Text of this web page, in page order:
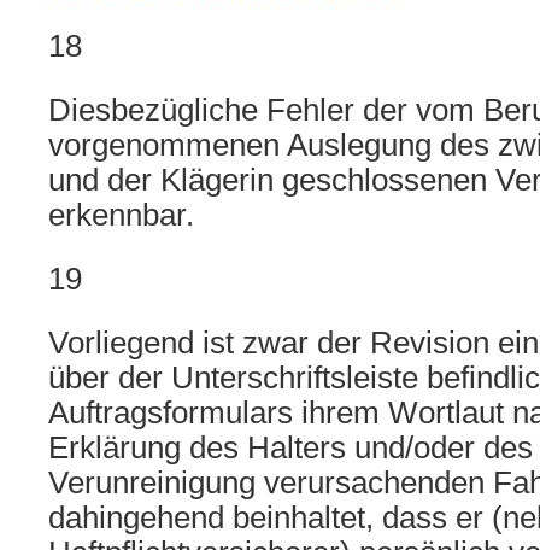
18
Diesbezügliche Fehler der vom
vorgenommenen Auslegung des
und der Klägerin geschlossenen
erkennbar.
19
Vorliegend ist zwar der Revision
über der Unterschriftsleiste
Auftragsformulars ihrem Wortlaut
Erklärung des Halters und/oder
Verunreinigung verursachenden
dahingehend beinhaltet, dass er